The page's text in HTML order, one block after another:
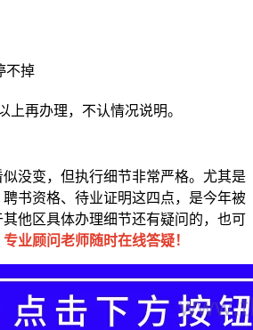
不掉
上再办理，不认情况说明。
似没变，但执行细节非常严格。尤其是
书资格、待业证明这四点，是今年被
他区具体办理细节还有疑问的，也可
业顾问老师随时在线答疑！